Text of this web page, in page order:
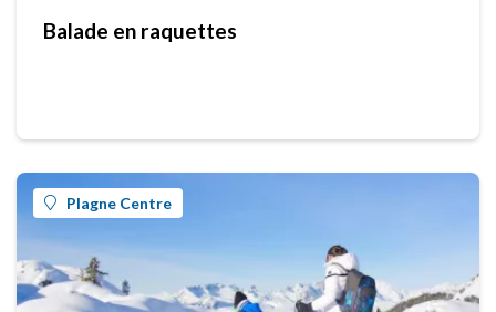
Balade en raquettes
Plagne Centre